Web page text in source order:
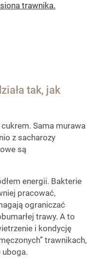
trawnika.
tak, jak
Sama murawa
z sacharozy
są
energii. Bakterie
pracować,
ograniczać
trawy. A to
i kondycję
trawnikach,